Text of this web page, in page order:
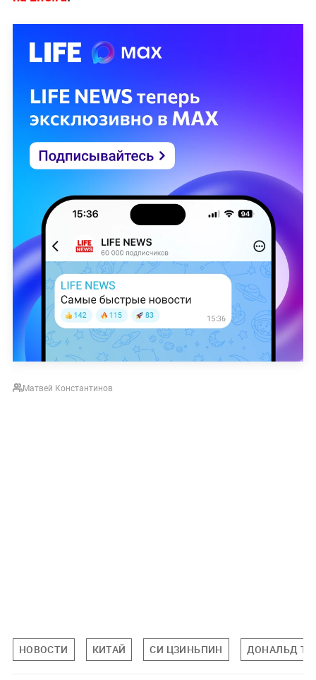
Матвей Константинов
НОВОСТИ КИТАЙ СИ ЦЗИНЬПИН ДОНАЛЬД